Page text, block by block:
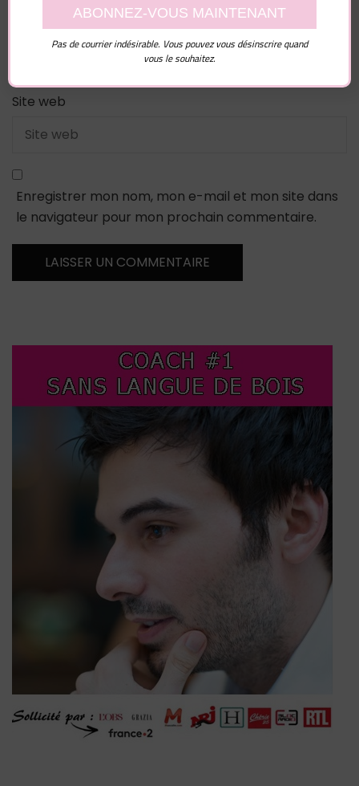
E-mail*
Site web
Enregistrer mon nom, mon e-mail et mon site dans
le navigateur pour mon prochain commentaire.
Pas de courrier indésirable. Vous pouvez vous désinscrire quand
vous le souhaitez.